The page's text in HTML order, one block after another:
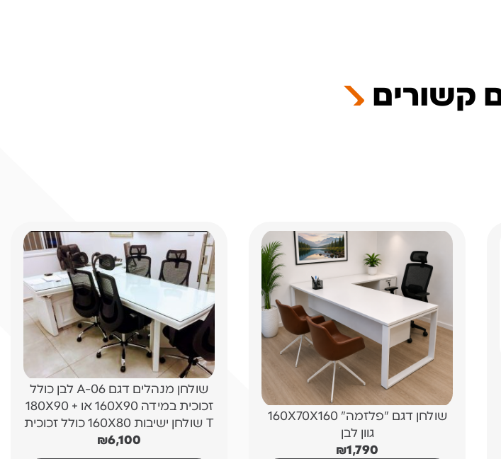
קשורים
שולחן דגם "פלזמה" 160X70X160
גוון לבן
₪1,790
שולחן מנהלים דגם A-06 לבן כולל
זכוכית במידה 160X90 או 180X90 +
T שולחן ישיבות 160X80 כולל זכוכית
₪6,100